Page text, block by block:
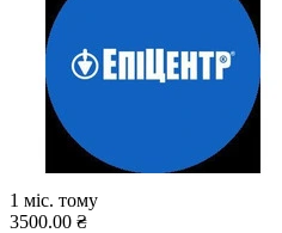
1 міс. тому
3500.00 ₴